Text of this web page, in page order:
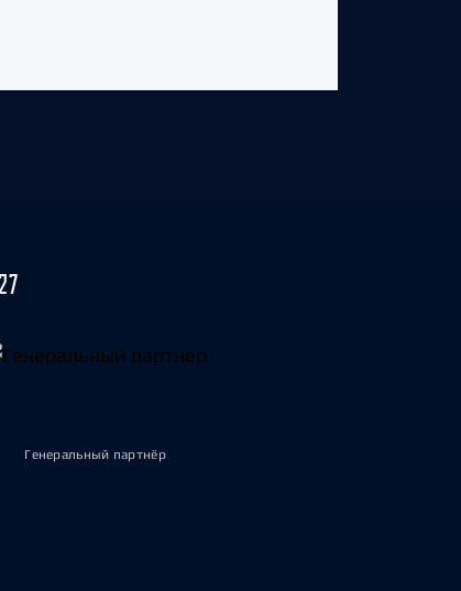
Генеральный партнёр